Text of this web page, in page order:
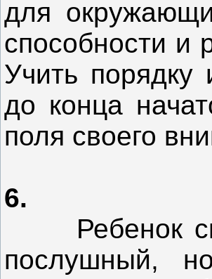
для
способности и
Учить
до конца
поля своего
6.
Ребенок
послушный,